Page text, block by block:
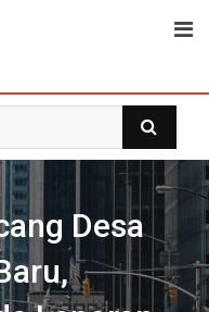
Desa